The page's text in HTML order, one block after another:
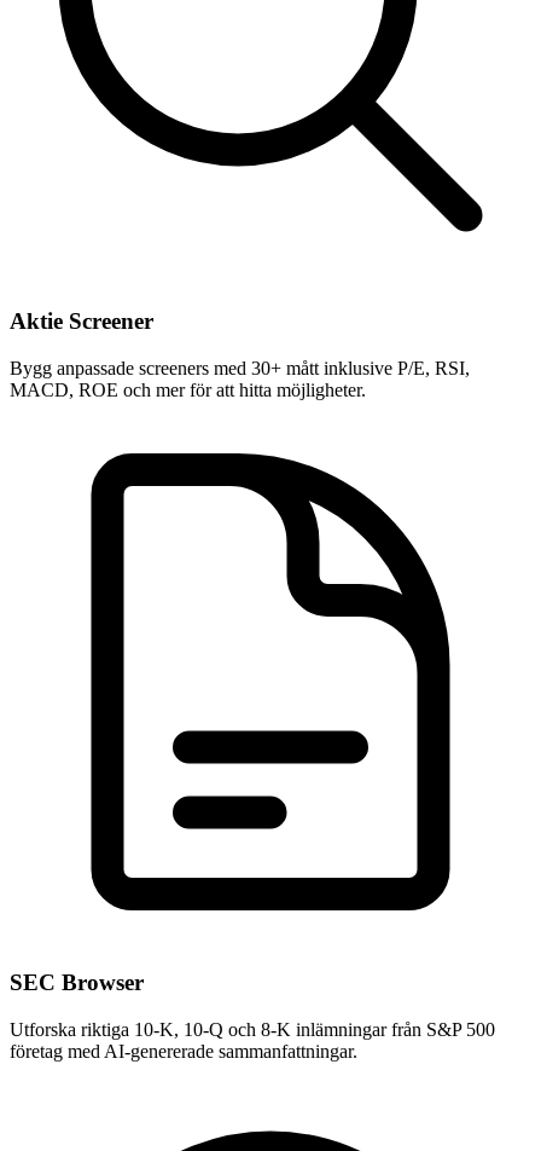
Aktie Screener
Bygg anpassade screeners med 30+ mått inklusive P/E, RSI,
MACD, ROE och mer för att hitta möjligheter.
SEC Browser
Utforska riktiga 10-K, 10-Q och 8-K inlämningar från S&P 500
företag med AI-genererade sammanfattningar.